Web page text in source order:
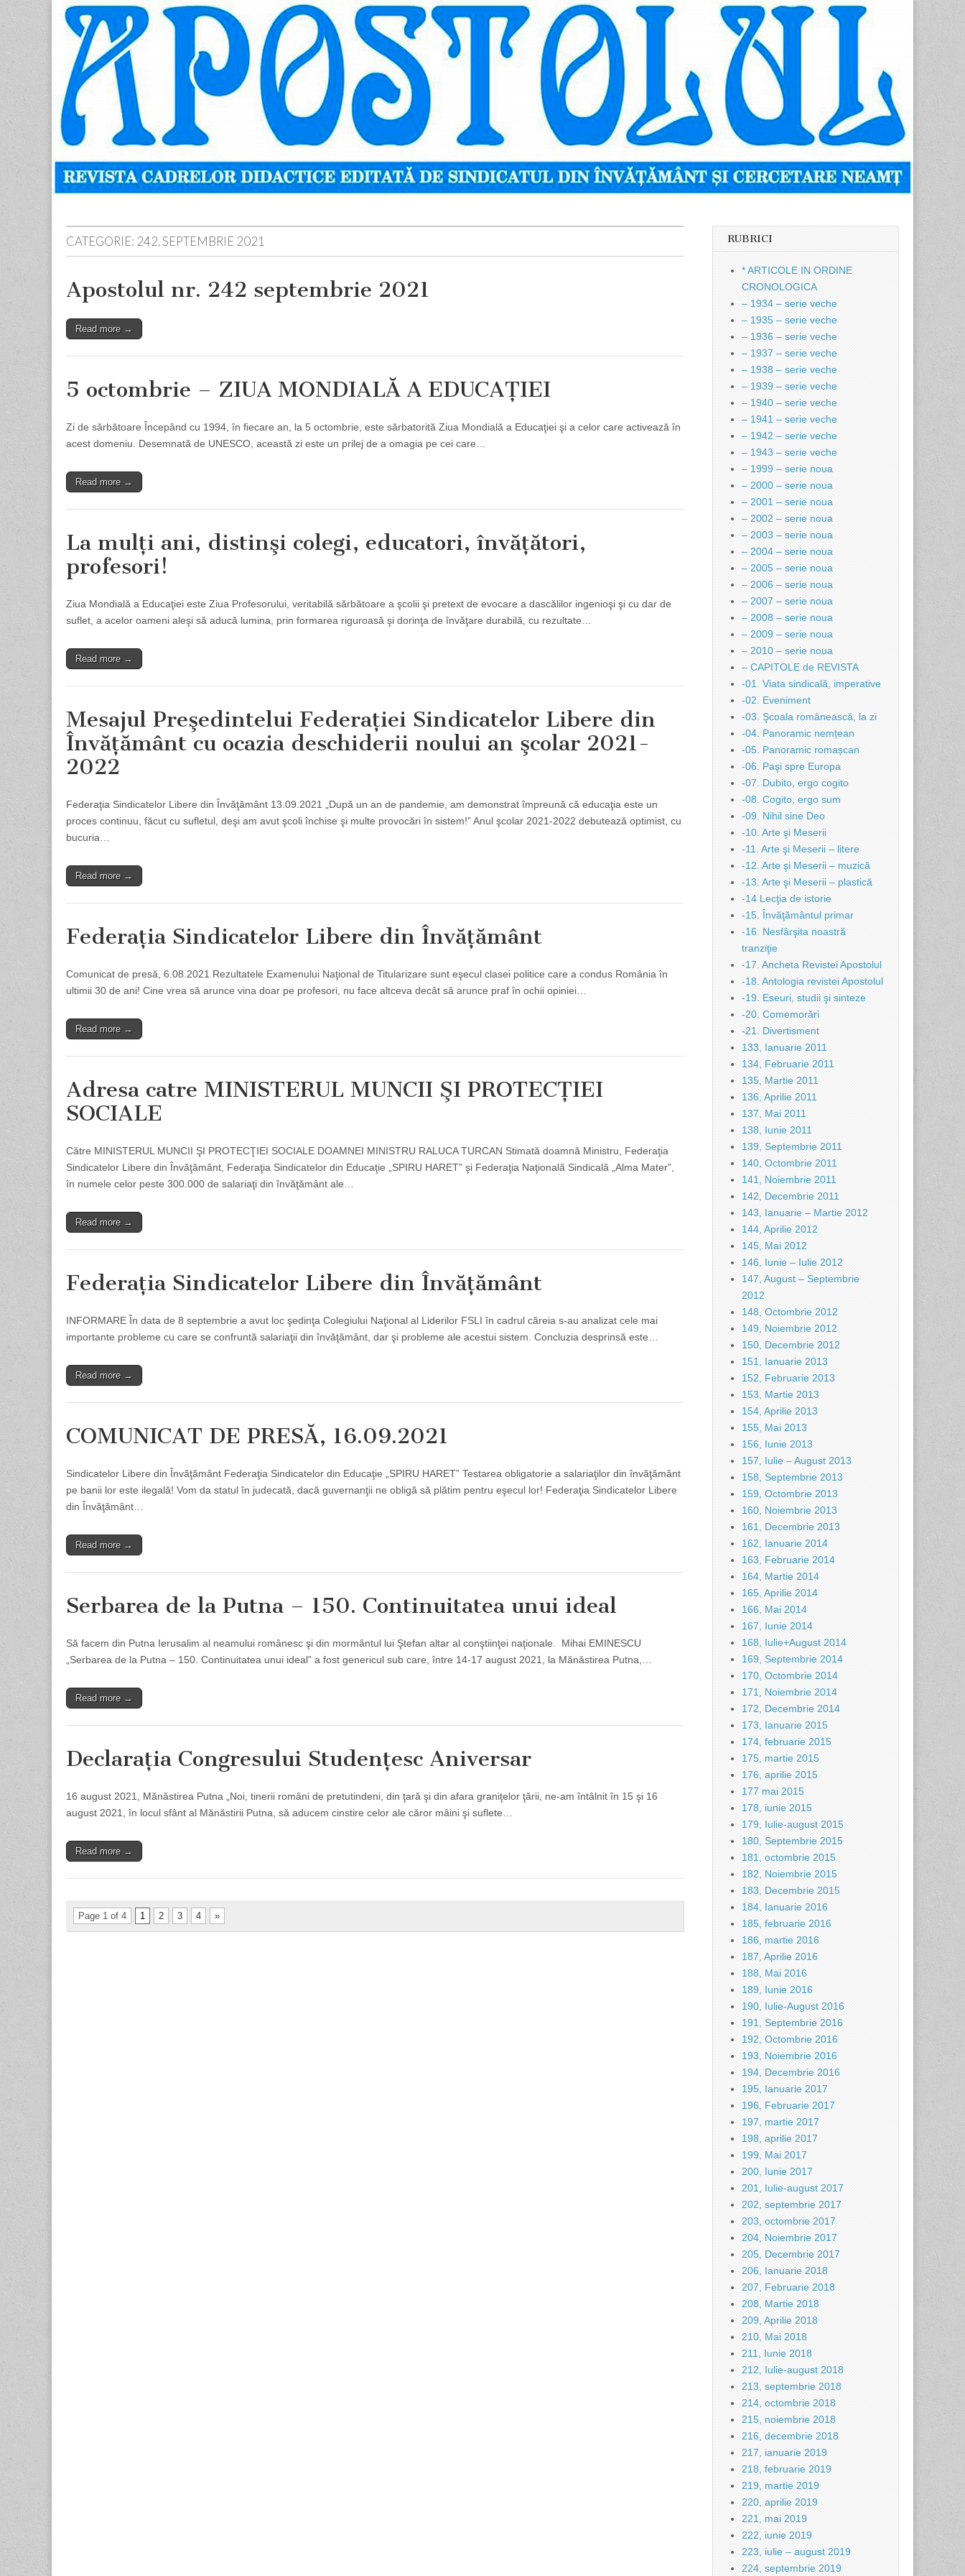
Apostolul
Revista
cadrelor
didactice
din
judetul
Neamt
menu
content
CATEGORIE: 242, SEPTEMBRIE 2021
Apostolul nr. 242 septembrie 2021
Read more →
5 octombrie – ZIUA MONDIALĂ A EDUCAŢIEI
Zi de sărbătoare Începând cu 1994, în fiecare an, la 5 octombrie, este sărbatorită Ziua Mondială a Educaţiei şi a celor care activează în
acest domeniu. Desemnată de UNESCO, această zi este un prilej de a omagia pe cei care…
Read more →
La mulţi ani, distinşi colegi, educatori, învăţători,
profesori!
Ziua Mondială a Educaţiei este Ziua Profesorului, veritabilă sărbătoare a şcolii şi pretext de evocare a dascălilor ingenioşi şi cu dar de
suflet, a acelor oameni aleşi să aducă lumina, prin formarea riguroasă şi dorinţa de învăţare durabilă, cu rezultate…
Read more →
Mesajul Preşedintelui Federaţiei Sindicatelor Libere din
Învăţământ cu ocazia deschiderii noului an şcolar 2021-
2022
Federaţia Sindicatelor Libere din Învăţământ 13.09.2021 „După un an de pandemie, am demonstrat împreună că educaţia este un
proces continuu, făcut cu sufletul, deşi am avut şcoli închise şi multe provocări în sistem!” Anul şcolar 2021-2022 debutează optimist, cu
bucuria…
Read more →
Federaţia Sindicatelor Libere din Învăţământ
Comunicat de presă, 6.08.2021 Rezultatele Examenului Naţional de Titularizare sunt eşecul clasei politice care a condus România în
ultimii 30 de ani! Cine vrea să arunce vina doar pe profesori, nu face altceva decât să arunce praf în ochii opiniei…
Read more →
Adresa catre MINISTERUL MUNCII ŞI PROTECŢIEI
SOCIALE
Către MINISTERUL MUNCII ŞI PROTECŢIEI SOCIALE DOAMNEI MINISTRU RALUCA TURCAN Stimată doamnă Ministru, Federaţia
Sindicatelor Libere din Învăţământ, Federaţia Sindicatelor din Educaţie „SPIRU HARET” şi Federaţia Naţională Sindicală „Alma Mater”,
în numele celor peste 300.000 de salariaţi din învăţământ ale…
Read more →
Federaţia Sindicatelor Libere din Învăţământ
INFORMARE În data de 8 septembrie a avut loc şedinţa Colegiului Naţional al Liderilor FSLI în cadrul căreia s-au analizat cele mai
importante probleme cu care se confruntă salariaţii din învăţământ, dar şi probleme ale acestui sistem. Concluzia desprinsă este…
Read more →
COMUNICAT DE PRESĂ, 16.09.2021
Sindicatelor Libere din Învăţământ Federaţia Sindicatelor din Educaţie „SPIRU HARET” Testarea obligatorie a salariaţilor din învăţământ
pe banii lor este ilegală! Vom da statul în judecată, dacă guvernanţii ne obligă să plătim pentru eşecul lor! Federaţia Sindicatelor Libere
din Învăţământ…
Read more →
Serbarea de la Putna – 150. Continuitatea unui ideal
Să facem din Putna Ierusalim al neamului românesc şi din mormântul lui Ştefan altar al conştiinţei naţionale. Mihai EMINESCU
„Serbarea de la Putna – 150. Continuitatea unui ideal” a fost genericul sub care, între 14-17 august 2021, la Mănăstirea Putna,…
Read more →
Declaraţia Congresului Studenţesc Aniversar
16 august 2021, Mănăstirea Putna „Noi, tinerii români de pretutindeni, din ţară şi din afara graniţelor ţării, ne-am întâlnit în 15 şi 16
august 2021, în locul sfânt al Mănăstirii Putna, să aducem cinstire celor ale căror mâini şi suflete…
Read more →
Page 1 of 4 1 2 3 4 »
RUBRICI
* ARTICOLE IN ORDINE
CRONOLOGICA
– 1934 – serie veche
– 1935 – serie veche
– 1936 – serie veche
– 1937 – serie veche
– 1938 – serie veche
– 1939 – serie veche
– 1940 – serie veche
– 1941 – serie veche
– 1942 – serie veche
– 1943 – serie veche
– 1999 – serie noua
– 2000 – serie noua
– 2001 – serie noua
– 2002 – serie noua
– 2003 – serie noua
– 2004 – serie noua
– 2005 – serie noua
– 2006 – serie noua
– 2007 – serie noua
– 2008 – serie noua
– 2009 – serie noua
– 2010 – serie noua
– CAPITOLE de REVISTA
-01. Viata sindicală, imperative
-02. Eveniment
-03. Şcoala românească, la zi
-04. Panoramic nemțean
-05. Panoramic romașcan
-06. Paşi spre Europa
-07. Dubito, ergo cogito
-08. Cogito, ergo sum
-09. Nihil sine Deo
-10. Arte şi Meserii
-11. Arte şi Meserii – litere
-12. Arte şi Meserii – muzică
-13. Arte şi Meserii – plastică
-14 Lecţia de istorie
-15. Învăţământul primar
-16. Nesfârşita noastră
tranziţie
-17. Ancheta Revistei Apostolul
-18. Antologia revistei Apostolul
-19. Eseuri, studii şi sinteze
-20. Comemorări
-21. Divertisment
133, Ianuarie 2011
134, Februarie 2011
135, Martie 2011
136, Aprilie 2011
137, Mai 2011
138, Iunie 2011
139, Septembrie 2011
140, Octombrie 2011
141, Noiembrie 2011
142, Decembrie 2011
143, Ianuarie – Martie 2012
144, Aprilie 2012
145, Mai 2012
146, Iunie – Iulie 2012
147, August – Septembrie
2012
148, Octombrie 2012
149, Noiembrie 2012
150, Decembrie 2012
151, Ianuarie 2013
152, Februarie 2013
153, Martie 2013
154, Aprilie 2013
155, Mai 2013
156, Iunie 2013
157, Iulie – August 2013
158, Septembrie 2013
159, Octombrie 2013
160, Noiembrie 2013
161, Decembrie 2013
162, Ianuarie 2014
163, Februarie 2014
164, Martie 2014
165, Aprilie 2014
166, Mai 2014
167, Iunie 2014
168, Iulie+August 2014
169, Septembrie 2014
170, Octombrie 2014
171, Noiembrie 2014
172, Decembrie 2014
173, Ianuarie 2015
174, februarie 2015
175, martie 2015
176, aprilie 2015
177 mai 2015
178, iunie 2015
179, Iulie-august 2015
180, Septembrie 2015
181, octombrie 2015
182, Noiembrie 2015
183, Decembrie 2015
184, Ianuarie 2016
185, februarie 2016
186, martie 2016
187, Aprilie 2016
188, Mai 2016
189, Iunie 2016
190, Iulie-August 2016
191, Septembrie 2016
192, Octombrie 2016
193, Noiembrie 2016
194, Decembrie 2016
195, Ianuarie 2017
196, Februarie 2017
197, martie 2017
198, aprilie 2017
199, Mai 2017
200, Iunie 2017
201, Iulie-august 2017
202, septembrie 2017
203, octombrie 2017
204, Noiembrie 2017
205, Decembrie 2017
206, Ianuarie 2018
207, Februarie 2018
208, Martie 2018
209, Aprilie 2018
210, Mai 2018
211, Iunie 2018
212, Iulie-august 2018
213, septembrie 2018
214, octombrie 2018
215, noiembrie 2018
216, decembrie 2018
217, ianuarie 2019
218, februarie 2019
219, martie 2019
220, aprilie 2019
221, mai 2019
222, iunie 2019
223, iulie – august 2019
224, septembrie 2019